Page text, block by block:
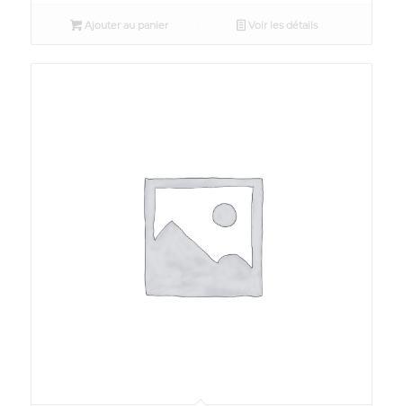
Ajouter au panier Voir les détails